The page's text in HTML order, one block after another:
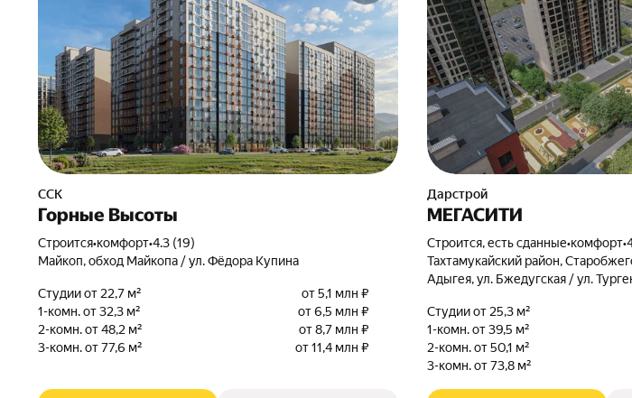
ССК
Горные Высоты
Строится•комфорт•4.3 (19)
Майкоп, обход Майкопа / ул. Фёдора Купина
Студии от 22,7 м²
от 5,1 млн ₽
1-комн. от 32,3 м²
от 6,5 млн ₽
2-комн. от 48,2 м²
от 8,7 млн ₽
3-комн. от 77,6 м²
от 11,4 млн ₽
Дарстрой
МЕГАСИТИ
Строится, есть сданные•комфорт•
Тахтамукайский район,
Адыгея, ул. Бжедугская / ул.
Студии от 25,3 м²
1-комн. от 39,5 м²
2-комн. от 50,1 м²
3-комн. от 73,8 м²